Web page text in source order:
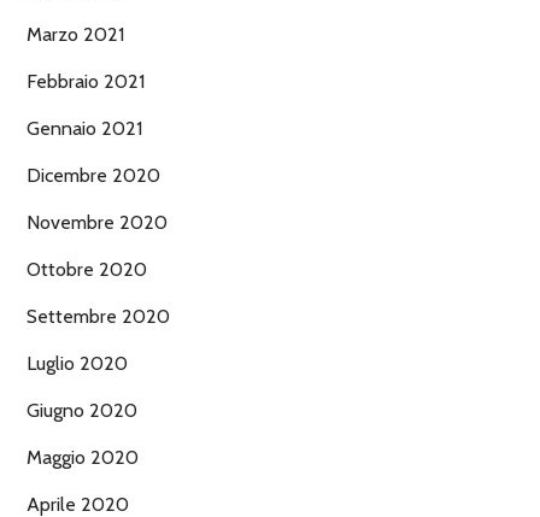
Marzo 2021
Febbraio 2021
Gennaio 2021
Dicembre 2020
Novembre 2020
Ottobre 2020
Settembre 2020
Luglio 2020
Giugno 2020
Maggio 2020
Aprile 2020